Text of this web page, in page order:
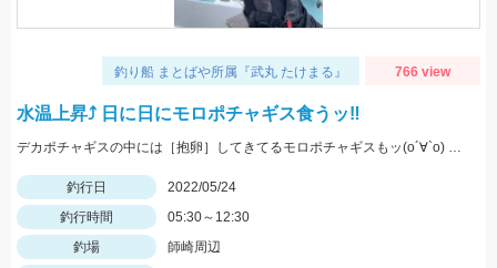
釣り船 まとばや所属『武丸 たけまる』 766 view
水温上昇⤴︎ 日に日にモロポチャギス食うッ‼︎
デカポチャギスの中には［抱卵］してきてるモロポチャギスもッ(о´∀`о) 期間限定ですので お早めにッ(ﾟ∀ﾟ)b
釣行日
2022/05/24
釣行時間
05:30～12:30
釣場
師崎周辺